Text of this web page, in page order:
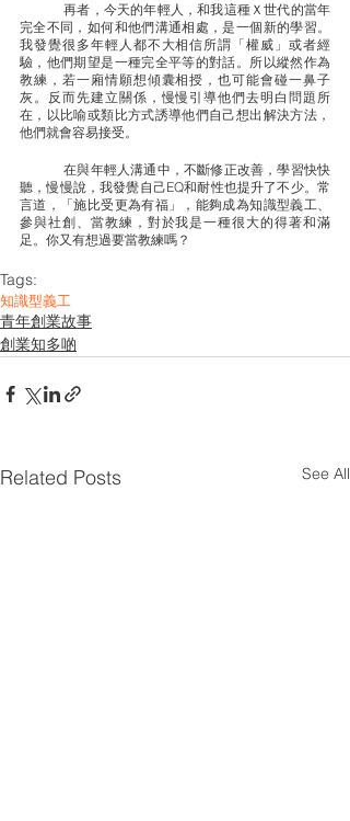
	再者，今天的年輕人，和我這種Ｘ世代的當年
完全不同，如何和他們溝通相處，是一個新的學習。
我發覺很多年輕人都不大相信所謂「權威」或者經
驗，他們期望是一種完全平等的對話。所以縱然作為
教練，若一廂情願想傾囊相授，也可能會碰一鼻子
灰。反而先建立關係，慢慢引導他們去明白問題所
在，以比喻或類比方式誘導他們自己想出解決方法，
他們就會容易接受。
	在與年輕人溝通中，不斷修正改善，學習快快
聽，慢慢說，我發覺自己EQ和耐性也提升了不少。常
言道，「施比受更為有福」，能夠成為知識型義工、
參與社創、當教練，對於我是一種很大的得著和滿
足。你又有想過要當教練嗎？
Tags:
知識型義工
青年創業故事
創業知多啲
Related Posts See All